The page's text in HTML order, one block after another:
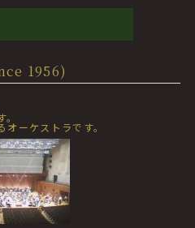
1956)
ーケストラです。